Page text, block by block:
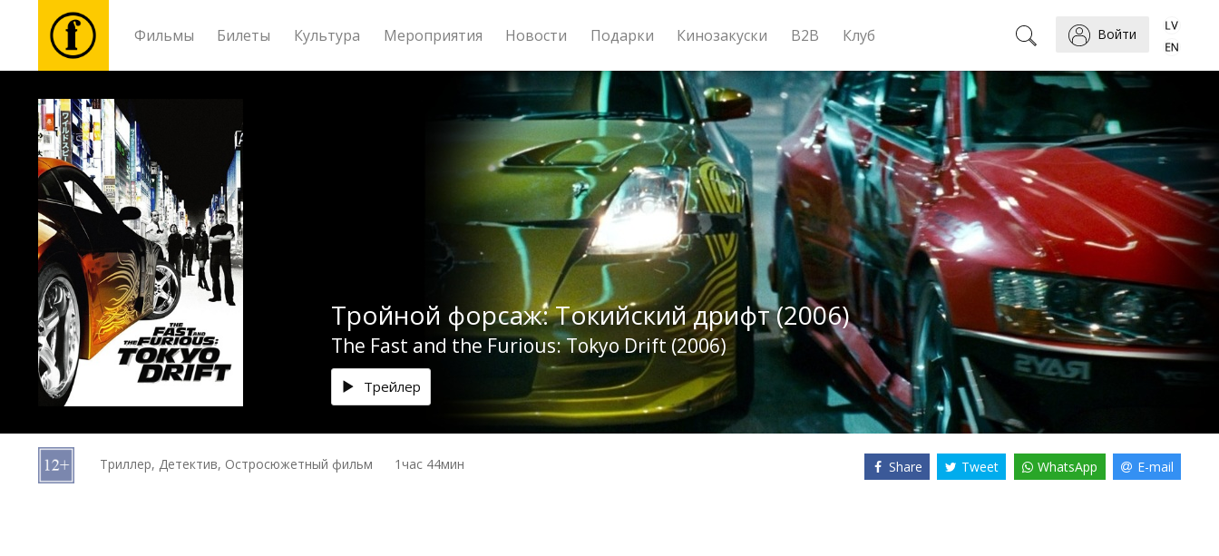
Фильмы Билеты Культура Мероприятия Новости Подарки Кинозакуски B2B Клуб Войти
Фильмы
Билеты
Культура
Мероприятия
Новости
Подарки
B2B
Тройной форсаж: Токийский дрифт (2006)
The Fast and the Furious: Tokyo Drift (2006)
Трейлер
Триллер, Детектив, Остросюжетный фильм 1час 44мин Share Tweet WhatsApp E-mail